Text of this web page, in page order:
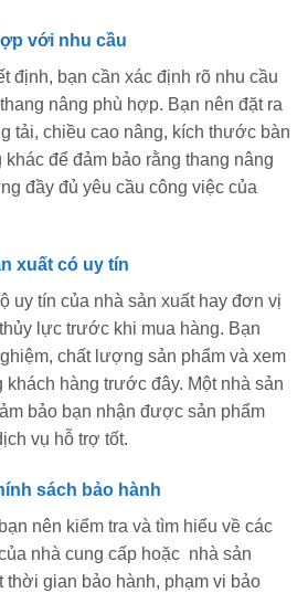
với nhu cầu
định, bạn cần xác định rõ nhu cầu
nâng phù hợp. Bạn nên đặt ra
tải, chiều cao nâng, kích thước bàn
để đảm bảo rằng thang nâng
đầy đủ yêu cầu công việc của
xuất có uy tín
uy tín của nhà sản xuất hay đơn vị
lực trước khi mua hàng. Bạn
chất lượng sản phẩm và xem
hàng trước đây. Một nhà sản
bảo bạn nhận được sản phẩm
vụ hỗ trợ tốt.
sách bảo hành
nên kiểm tra và tìm hiểu về các
nhà cung cấp hoặc nhà sản
thời gian bảo hành, phạm vi bảo